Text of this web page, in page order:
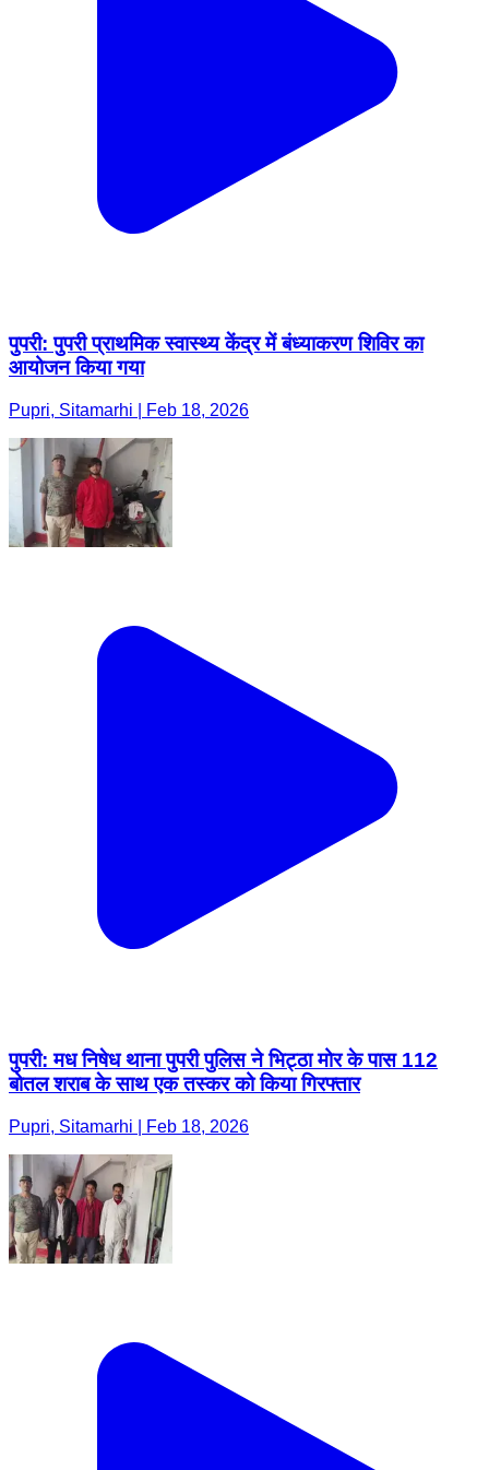
पुपरी: पुपरी प्राथमिक स्वास्थ्य केंद्र में बंध्याकरण शिविर का
आयोजन किया गया
Pupri, Sitamarhi | Feb 18, 2026
पुपरी: मध निषेध थाना पुपरी पुलिस ने भिट्ठा मोर के पास 112
बोतल शराब के साथ एक तस्कर को किया गिरफ्तार
Pupri, Sitamarhi | Feb 18, 2026